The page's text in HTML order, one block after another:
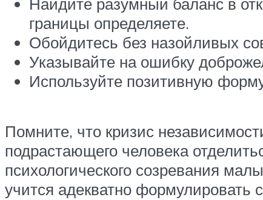
границы определяете.
Обойдитесь без назойливых
Указывайте на ошибку
Используйте позитивную
Помните, что кризис
подрастающего человека
психологического созревания
учится адекватно формулировать